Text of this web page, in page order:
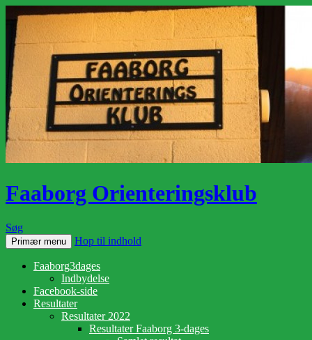
Faaborg Orienteringsklub
Søg
Primær menu Hop til indhold
Faaborg3dages
Indbydelse
Facebook-side
Resultater
Resultater 2022
Resultater Faaborg 3-dages